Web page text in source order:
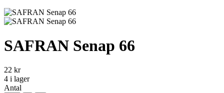
SAFRAN Senap 66
22 kr
4 i lager
Antal